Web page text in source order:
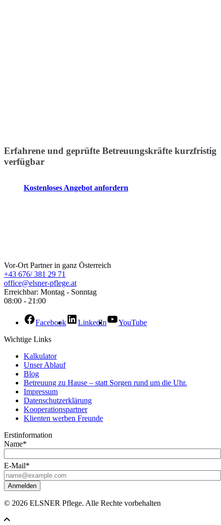
Erfahrene und geprüfte Betreuungskräfte kurzfristig
verfügbar
Kostenloses Angebot anfordern
Vor-Ort Partner in ganz Österreich
+43 676/ 381 29 71
office@elsner-pflege.at
Erreichbar: Montag - Sonntag
08:00 - 21:00
Facebook LinkedIn
YouTube
Wichtige Links
Kalkulator
Unser Ablauf
Blog
Betreuung zu Hause – statt Sorgen rund um die Uhr.
Impressum
Datenschutzerklärung
Kooperationspartner
Klienten werben Freunde
Erstinformation
Name*
E-Mail*
Anmelden
© 2026 ELSNER Pflege. Alle Rechte vorbehalten